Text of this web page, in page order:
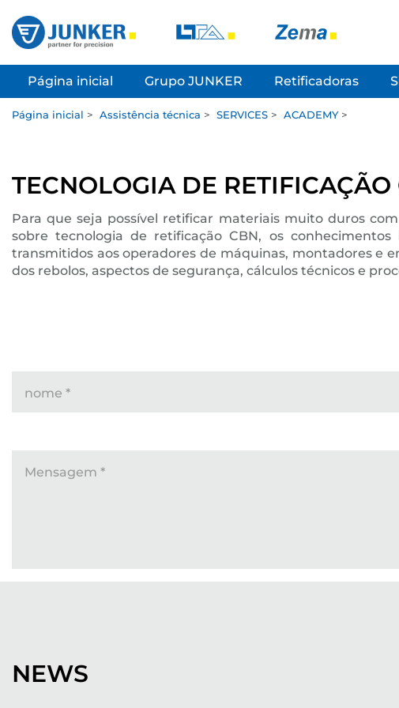
Página inicial Grupo JUNKER Retificadoras
Página inicial > Assistência técnica > SERVICES > ACADEMY>
TECNOLOGIA DE
Para que seja possível retificar materiais muito duros
sobre tecnologia de retificação CBN, os
transmitidos aos operadores de máquinas, montadores e
dos rebolos, aspectos de segurança, cálculos técnicos e
nome *
Mensagem *
NEWS